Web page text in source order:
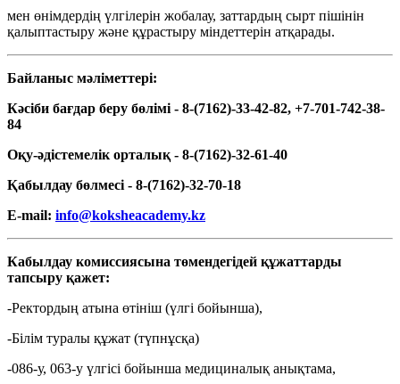
мен өнімдердің үлгілерін жобалау, заттардың сырт пішінін
қалыптастыру және құрастыру міндеттерін атқарады.
Байланыс мәліметтері:
Кәсіби бағдар беру бөлімі - 8-(7162)-33-42-82, +7-701-742-38-
84
Оқу-әдістемелік орталық - 8-(7162)-32-61-40
Қабылдау бөлмесі - 8-(7162)-32-70-18
E-mail: info@koksheacademy.kz
Кабылдау комиссиясына төмендегідей құжаттарды
тапсыру қажет:
-Ректордың атына өтініш (үлгі бойынша),
-Білім туралы құжат (түпнұсқа)
-086-у, 063-у үлгісі бойынша медициналық анықтама,